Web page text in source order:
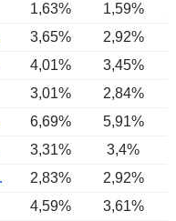
1,63% 1,59%
3,65% 2,92%
4,01% 3,45%
3,01%
2,84%
6,69% 5,91%
3,31%
3,4%
PLC
2,83%
2,92%
4,59% 3,61%